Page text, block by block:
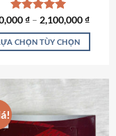
Được xếp
hạng5.00
5 sao
₫– 2,100,000₫
CHỌN TÙY CHỌN
nhiều
biến